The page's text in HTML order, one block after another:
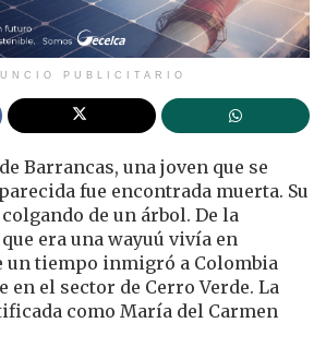
PUBLICITARIO
Barrancas, una joven que se
fue encontrada muerta. Su
de un árbol. De la
era una wayuú vivía en
un tiempo inmigró a Colombia
en el sector de Cerro Verde. La
como María del Carmen